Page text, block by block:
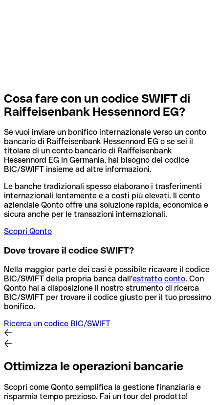
Cosa fare con un codice SWIFT di
Raiffeisenbank Hessennord EG?
Se vuoi inviare un bonifico internazionale verso un conto
bancario di Raiffeisenbank Hessennord EG o se sei il
titolare di un conto bancario di Raiffeisenbank
Hessennord EG in Germania, hai bisogno del codice
BIC/SWIFT insieme ad altre informazioni.
Le banche tradizionali spesso elaborano i trasferimenti
internazionali lentamente e a costi più elevati. Il conto
aziendale Qonto offre una soluzione rapida, economica e
sicura anche per le transazioni internazionali.
Scopri Qonto
Dove trovare il codice SWIFT?
Nella maggior parte dei casi è possibile ricavare il codice
BIC/SWIFT della propria banca dall'estratto conto. Con
Qonto hai a disposizione il nostro strumento di ricerca
BIC/SWIFT per trovare il codice giusto per il tuo prossimo
bonifico.
Ricerca un codice BIC/SWIFT
Ottimizza le operazioni bancarie
Scopri come Qonto semplifica la gestione finanziaria e
risparmia tempo prezioso. Fai un tour del prodotto!